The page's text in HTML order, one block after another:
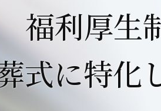
福利厚生
式に特化